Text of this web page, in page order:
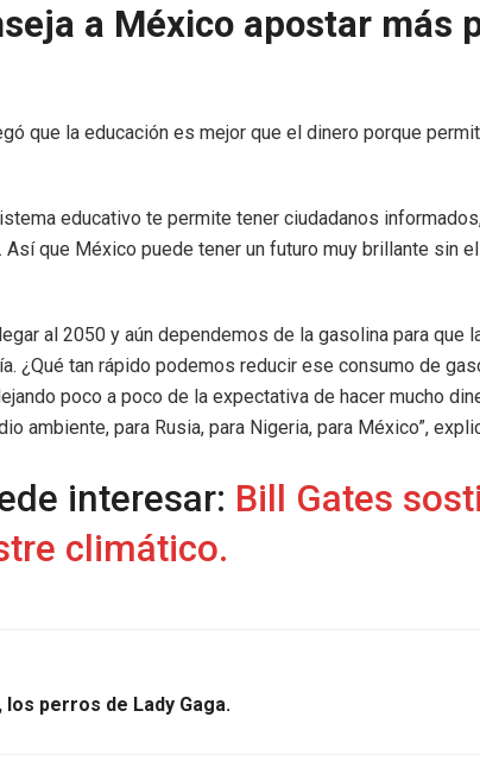
a México apostar más
que la educación es mejor que el dinero porque
educativo te permite tener ciudadanos
que México puede tener un futuro muy brillante sin
al 2050 y aún dependemos de la gasolina para que
¿Qué tan rápido podemos reducir ese consumo de
poco a poco de la expectativa de hacer mucho
ambiente, para Rusia, para Nigeria, para México”,
interesar: Bill Gates
climático.
los perros de Lady Gaga.